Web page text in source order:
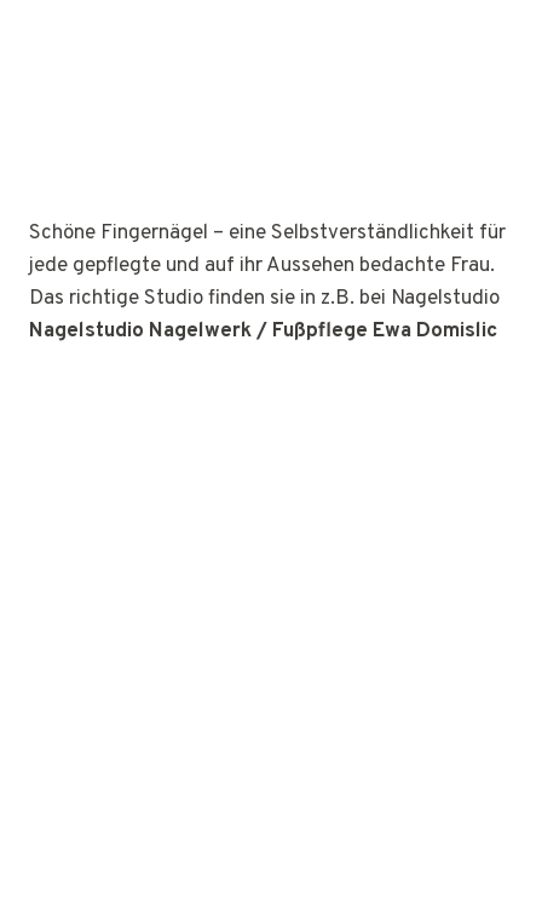
Schöne Fingernägel – eine Selbstverständlichkeit für
jede gepflegte und auf ihr Aussehen bedachte Frau.
Das richtige Studio finden sie in z.B. bei Nagelstudio
Nagelstudio Nagelwerk / Fußpflege Ewa Domislic